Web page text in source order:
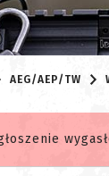
AEG/AEP/TW